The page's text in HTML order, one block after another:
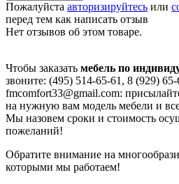
Пожалуйста авторизируйтесь или
перед тем как написать отзыв
Нет отзывов об этом товаре.
Чтобы заказать мебель по
звоните: (495) 514-65-61, 8 (929)
fmcomfort33@gmail.com:
на нужную вам модель мебели и
Мы назовем сроки и стоимость
пожеланий!
Обратите внимание на
которыми мы работаем!